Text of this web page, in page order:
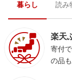
暮らし 読み
楽天
寄付
の品